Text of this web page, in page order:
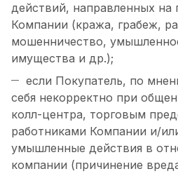
действий, направленных на
Компании (кража, грабеж,
мошенничество,
имущества и др.);
если Покупатель, по
себя некорректно при
колл-центра, торговым
работниками Компании и/
умышленные действия в
компании (причинение